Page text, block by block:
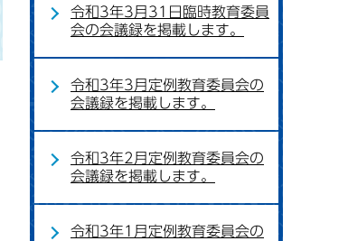
令和3年3月31日臨時教育委員
会の会議録を掲載します。
令和3年3月定例教育委員会の
会議録を掲載します。
令和3年2月定例教育委員会の
会議録を掲載します。
令和3年1月定例教育委員会の